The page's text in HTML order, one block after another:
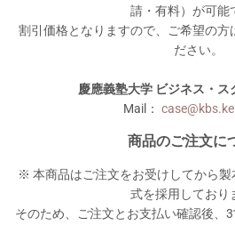
請・有料）が可能
割引価格となりますので、ご希望の方
ださい。
慶應義塾大学 ビジネス・ス
Mail：
商品のご注文に
※ 本商品はご注文をお受けしてから
式を採用しており
そのため、ご注文とお支払い確認後、